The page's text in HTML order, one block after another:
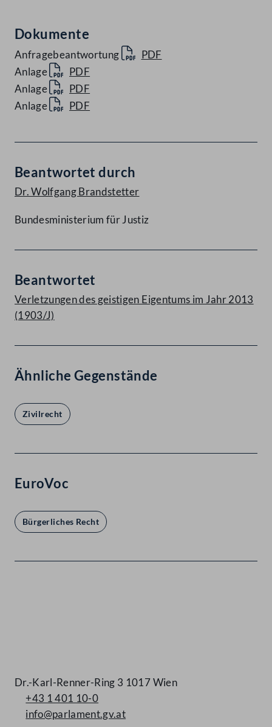
Dokumente
Anfragebeantwortung
PDF
Anlage
PDF
Anlage
PDF
Anlage
PDF
Beantwortet durch
Dr. Wolfgang Brandstetter
Bundesministerium für Justiz
Beantwortet
Verletzungen des geistigen Eigentums im Jahr 2013
(1903/J)
Ähnliche Gegenstände
Zivilrecht
EuroVoc
Bürgerliches Recht
Dr.-Karl-Renner-Ring 3 1017 Wien
+43 1 401 10-0
info@parlament.gv.at